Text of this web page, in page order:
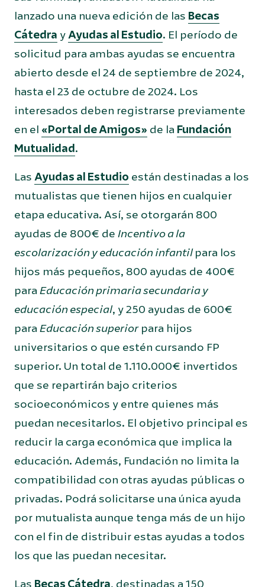
lanzado una nueva edición de las Becas
Cátedra yAyudas al Estudio. El período de
solicitud para ambas ayudas se encuentra
abierto desde el 24 de septiembre de 2024,
hasta el 23 de octubre de 2024. Los
interesados deben registrarse previamente
en el «Portal de Amigos» de la Fundación
Mutualidad.
Las Ayudas al Estudio están destinadas a los
mutualistas que tienen hijos en cualquier
etapa educativa. Así, se otorgarán 800
ayudas de 800€ de Incentivo a la
escolarización y educación infantilpara los
hijos más pequeños, 800 ayudas de 400€
para Educación primaria secundaria y
educación especial, y 250 ayudas de 600€
para Educación superiorpara hijos
universitarios o que estén cursando FP
superior. Un total de 1.110.000€ invertidos
que se repartirán bajo criterios
socioeconómicos y entre quienes más
puedan necesitarlos. El objetivo principal es
reducir la carga económica que implica la
educación. Además, Fundación no limita la
compatibilidad con otras ayudas públicas o
privadas. Podrá solicitarse una única ayuda
por mutualista aunque tenga más de un hijo
con el fin de distribuir estas ayudas a todos
los que las puedan necesitar.